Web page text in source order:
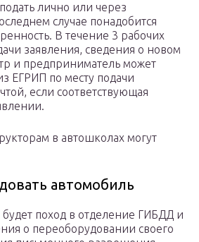
лично или через
случае понадобится
В течение 3 рабочих
заявления, сведения о новом
и предприниматель может
ЕГРИП по месту подачи
если соответствующая
в автошколах могут
автомобиль
поход в отделение ГИБДД и
о переоборудовании своего